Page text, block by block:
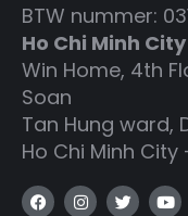
BTW nummer:
Ho Chi Minh City
Win Home, 4th
Soan
Tan Hung ward,
Ho Chi Minh City
F I T Y